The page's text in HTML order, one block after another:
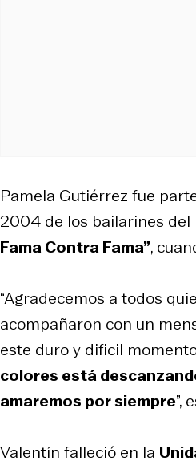
Pamela Gutiérrez fue
2004 de los bailarines del
Fama Contra Fama”,
“Agradecemos a todos
acompañaron con un
este duro y dificil
colores está
amaremos por siempre”,
Valentín falleció en la